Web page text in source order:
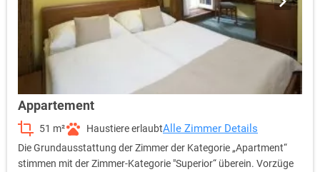
Appartement
51 m² Haustiere erlaubtAlle Zimmer Details
Die Grundausstattung der Zimmer der Kategorie „Apartment“
stimmen mit der Zimmer-Kategorie "Superior“ überein. Vorzüge